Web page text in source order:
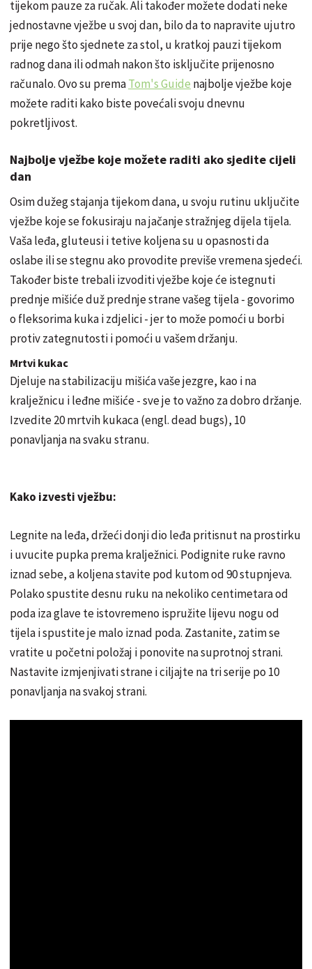
tijekom pauze za ručak. Ali također možete dodati neke
jednostavne vježbe u svoj dan, bilo da to napravite ujutro
prije nego što sjednete za stol, u kratkoj pauzi tijekom
radnog dana ili odmah nakon što isključite prijenosno
računalo. Ovo su premaTom's Guide najbolje vježbe koje
možete raditi kako biste povećali svoju dnevnu
pokretljivost.
Najbolje vježbe koje možete raditi ako sjedite cijeli
dan
Osim dužeg stajanja tijekom dana, u svoju rutinu uključite
vježbe koje se fokusiraju na jačanje stražnjeg dijela tijela.
Vaša leđa, gluteusi i tetive koljena su u opasnosti da
oslabe ili se stegnu ako provodite previše vremena sjedeći.
Također biste trebali izvoditi vježbe koje će istegnuti
prednje mišiće duž prednje strane vašeg tijela - govorimo
o fleksorima kuka i zdjelici - jer to može pomoći u borbi
protiv zategnutosti i pomoći u vašem držanju.
Mrtvi kukac
Djeluje na stabilizaciju mišića vaše jezgre, kao i na
kralježnicu i leđne mišiće - sve je to važno za dobro držanje.
Izvedite 20 mrtvih kukaca (engl. dead bugs), 10
ponavljanja na svaku stranu.
Kako izvesti vježbu:
Legnite na leđa, držeći donji dio leđa pritisnut na prostirku
i uvucite pupka prema kralježnici. Podignite ruke ravno
iznad sebe, a koljena stavite pod kutom od 90 stupnjeva.
Polako spustite desnu ruku na nekoliko centimetara od
poda iza glave te istovremeno ispružite lijevu nogu od
tijela i spustite je malo iznad poda. Zastanite, zatim se
vratite u početni položaj i ponovite na suprotnoj strani.
Nastavite izmjenjivati ​​strane i ciljajte na tri serije po 10
ponavljanja na svakoj strani.